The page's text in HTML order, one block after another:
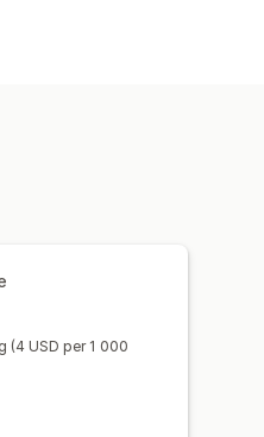
(4 USD per 1 000